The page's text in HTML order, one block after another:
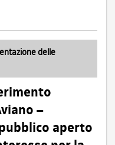
delle
–
aperto